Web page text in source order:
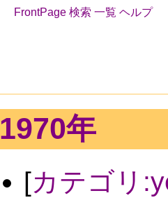
FrontPage 検索 一覧 ヘルプ
1970年
[カテゴリ